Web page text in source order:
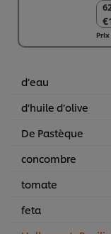
6
d’eau
d’huile d’olive
De Pastèque
concombre
tomate
feta